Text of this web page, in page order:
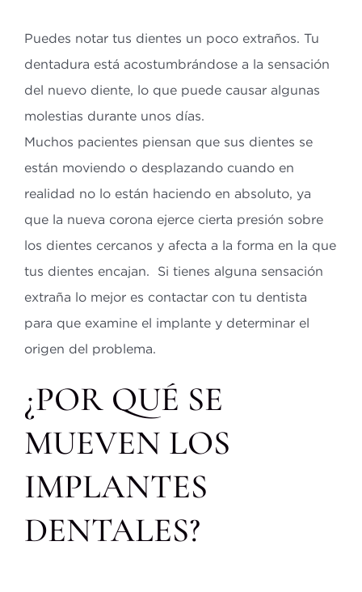
Puedes notar tus dientes un poco extraños. Tu
dentadura está acostumbrándose a la sensación
del nuevo diente, lo que puede causar algunas
molestias durante unos días.
Muchos pacientes piensan que sus dientes se
están moviendo o desplazando cuando en
realidad no lo están haciendo en absoluto, ya
que la nueva corona ejerce cierta presión sobre
los dientes cercanos y afecta a la forma en la que
tus dientes encajan. Si tienes alguna sensación
extraña lo mejor es contactar con tu dentista
para que examine el implante y determinar el
origen del problema.
¿POR QUÉ SE
MUEVEN LOS
IMPLANTES
DENTALES?